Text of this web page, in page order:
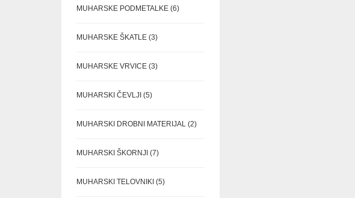
MUHARSKE PODMETALKE 66
MUHARSKE ŠKATLE 33
MUHARSKE VRVICE 33
MUHARSKI ČEVLJI 55
MUHARSKI DROBNI MATERIJAL 22
MUHARSKI ŠKORNJI 77
MUHARSKI TELOVNIKI 55